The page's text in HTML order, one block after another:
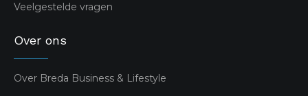
Veelgestelde vragen
Over ons
Over Breda Business & Lifestyle